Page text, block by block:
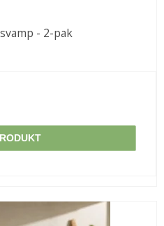
- 2-pak